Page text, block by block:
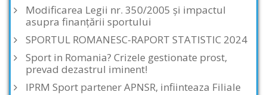
Modificarea Legii nr. 350/2005 și impactul
asupra finanțării sportului
SPORTUL ROMANESC-RAPORT STATISTIC 2024
Sport in Romania? Crizele gestionate prost,
prevad dezastrul iminent!
IPRM Sport partener APNSR, infiinteaza Filiale